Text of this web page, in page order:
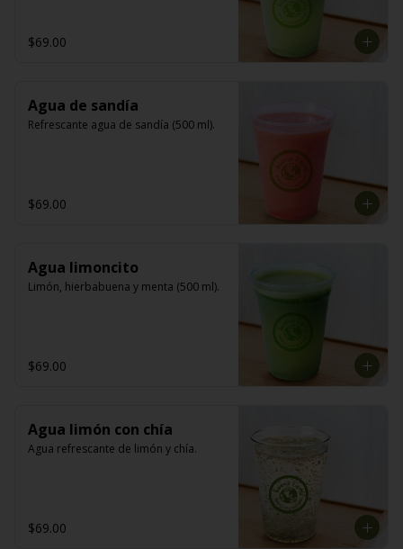
$69.00
Agua de sandía
Refrescante agua de sandía (500 ml).
$69.00
Agua limoncito
Limón, hierbabuena y menta (500 ml).
$69.00
Agua limón con chía
Agua refrescante de limón y chía.
$69.00